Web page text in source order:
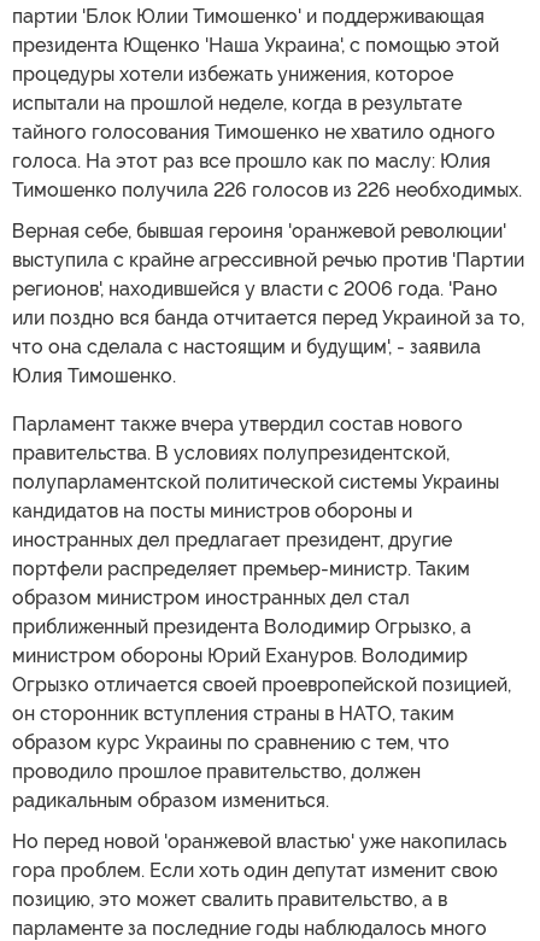
партии 'Блок Юлии Тимошенко' и поддерживающая
президента Ющенко 'Наша Украина', с помощью этой
процедуры хотели избежать унижения, которое
испытали на прошлой неделе, когда в результате
тайного голосования Тимошенко не хватило одного
голоса. На этот раз все прошло как по маслу: Юлия
Тимошенко получила 226 голосов из 226 необходимых.
Верная себе, бывшая героиня 'оранжевой революции'
выступила с крайне агрессивной речью против 'Партии
регионов', находившейся у власти с 2006 года. 'Рано
или поздно вся банда отчитается перед Украиной за то,
что она сделала с настоящим и будущим', - заявила
Юлия Тимошенко.
Парламент также вчера утвердил состав нового
правительства. В условиях полупрезидентской,
полупарламентской политической системы Украины
кандидатов на посты министров обороны и
иностранных дел предлагает президент, другие
портфели распределяет премьер-министр. Таким
образом министром иностранных дел стал
приближенный президента Володимир Огрызко, а
министром обороны Юрий Ехануров. Володимир
Огрызко отличается своей проевропейской позицией,
он сторонник вступления страны в НАТО, таким
образом курс Украины по сравнению с тем, что
проводило прошлое правительство, должен
радикальным образом измениться.
Но перед новой 'оранжевой властью' уже накопилась
гора проблем. Если хоть один депутат изменит свою
позицию, это может свалить правительство, а в
парламенте за последние годы наблюдалось много